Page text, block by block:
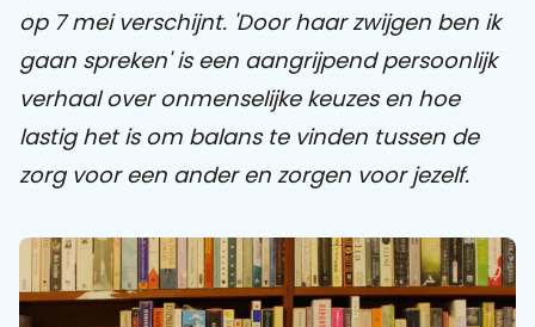
Clientdossier Wiki
Mijn
Over
Contact
op 7 mei verschijnt. 'Door haar zwijgen ben ik
gaan spreken' is een aangrijpend persoonlijk
verhaal over onmenselijke keuzes en hoe
lastig het is om balans te vinden tussen de
zorg voor een ander en zorgen voor jezelf.